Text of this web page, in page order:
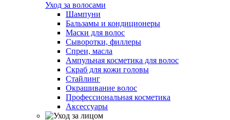
Уход за волосами
Шампуни
Бальзамы и кондиционеры
Маски для волос
Сыворотки, филлеры
Спреи, масла
Ампульная косметика для волос
Скраб для кожи головы
Стайлинг
Окрашивание волос
Профессиональная косметика
Аксессуары